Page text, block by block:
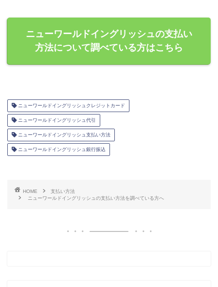
ニューワールドイングリッシュの支払い
方法について調べている方はこちら
ニューワールドイングリッシュクレジットカード
ニューワールドイングリッシュ代引
ニューワールドイングリッシュ支払い方法
ニューワールドイングリッシュ銀行振込
HOME
支払い方法
ニューワールドイングリッシュの支払い方法を調べている方へ